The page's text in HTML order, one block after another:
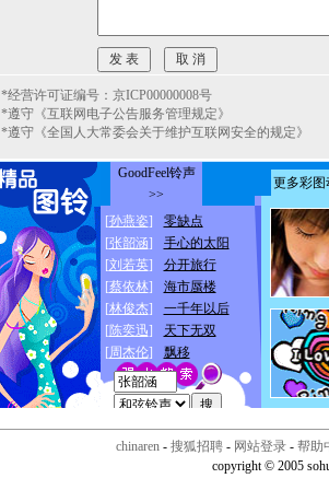
*经营许可证编号：京ICP00000008号
*遵守《互联网电子公告服务管理规定》
*遵守《全国人大常委会关于维护互联网安全的规定》
chinaren - 搜狐招聘 - 网站登录 - 帮助
copyright © 2005